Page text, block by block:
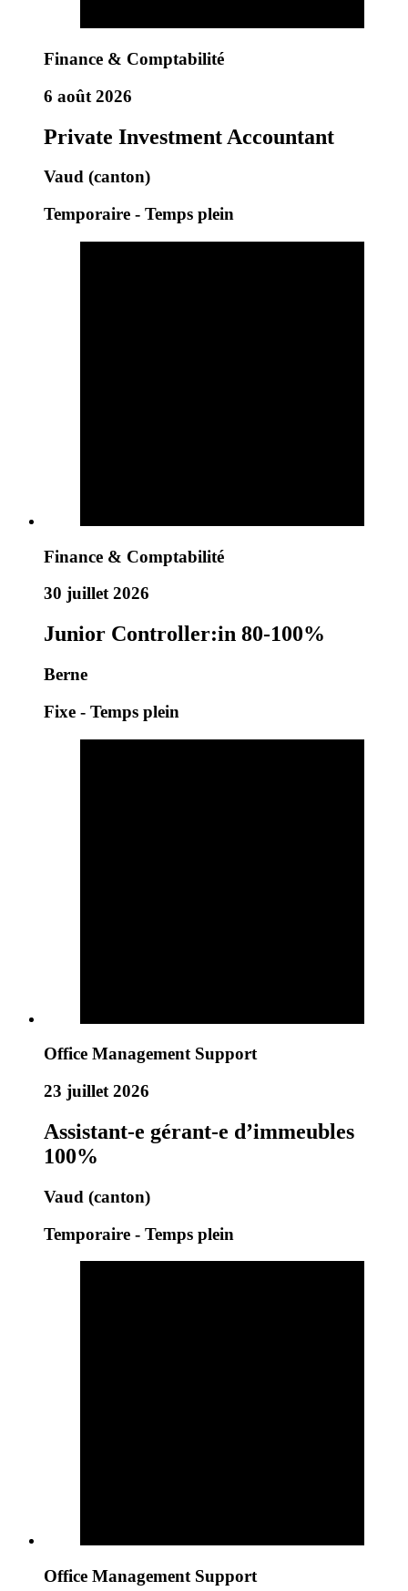
Finance & Comptabilité
6 août 2026
Private Investment Accountant
Vaud (canton)
Temporaire - Temps plein
Finance & Comptabilité
30 juillet 2026
Junior Controller:in 80-100%
Berne
Fixe - Temps plein
Office Management Support
23 juillet 2026
Assistant-e gérant-e d’immeubles
100%
Vaud (canton)
Temporaire - Temps plein
Office Management Support